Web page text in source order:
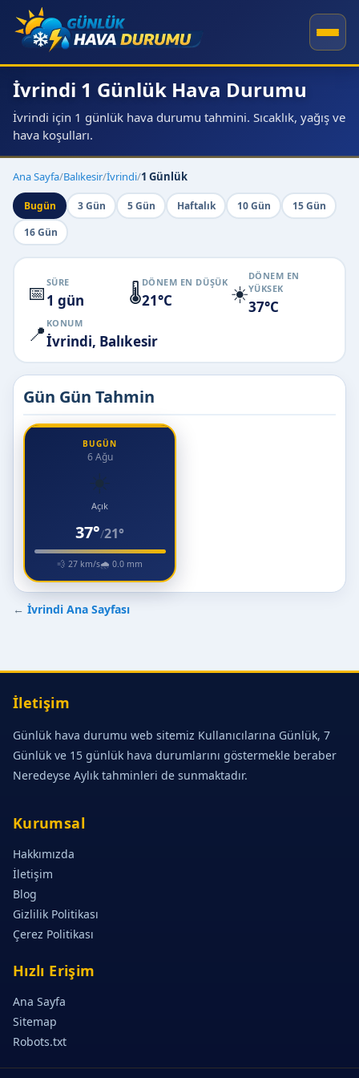
İvrindi 1 Günlük Hava Durumu
İvrindi için 1 günlük hava durumu tahmini. Sıcaklık, yağış ve
hava koşulları.
Ana Sayfa/Balıkesir/İvrindi/1 Günlük
Bugün 3 Gün 5 Gün Haftalık 10 Gün
15 Gün
16 Gün
📅 SÜRE
1 gün 🌡️DÖNEM EN DÜŞÜK
21°C ☀️
DÖNEM EN
YÜKSEK
37°C
📍 KONUM
İvrindi, Balıkesir
Gün Gün Tahmin
BUGÜN
6 Ağu
☀️
Açık
37°/21°
💨 27 km/s🌧 0.0 mm
← İvrindi Ana Sayfası
İletişim
Günlük hava durumu web sitemiz Kullanıcılarına Günlük, 7
Günlük ve 15 günlük hava durumlarını göstermekle beraber
Neredeyse Aylık tahminleri de sunmaktadır.
Kurumsal
Hakkımızda
İletişim
Blog
Gizlilik Politikası
Çerez Politikası
Hızlı Erişim
Ana Sayfa
Sitemap
Robots.txt